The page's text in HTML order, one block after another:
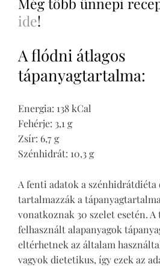
ide!
A flódni átlagos
tápanyagtartalma:
Energia: 138 kCal
Fehérje: 3,1 g
Zsír: 6,7 g
Szénhidrát: 10,3 g
A fenti adatok a szénhidrátdiéta
tartalmazzák a
vonatkoznak 30 szelet esetén. A
felhasznált alapanyagok
eltérhetnek az általam
vagyok dietetikus, így ezek az